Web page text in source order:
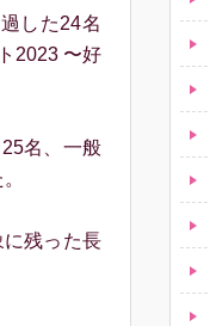
した24名
2023 〜好
名、一般
残った長